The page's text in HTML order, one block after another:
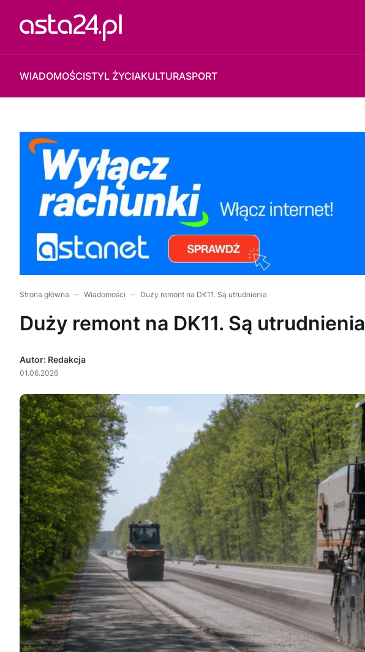
WIADOMOŚCISTYL ŻYCIAKULTURASPORT
Strona główna Wiadomości Duży remont na DK11. Są utrudnienia
Duży remont na DK11. Są utrudnienia
Autor: Redakcja
01.06.2026